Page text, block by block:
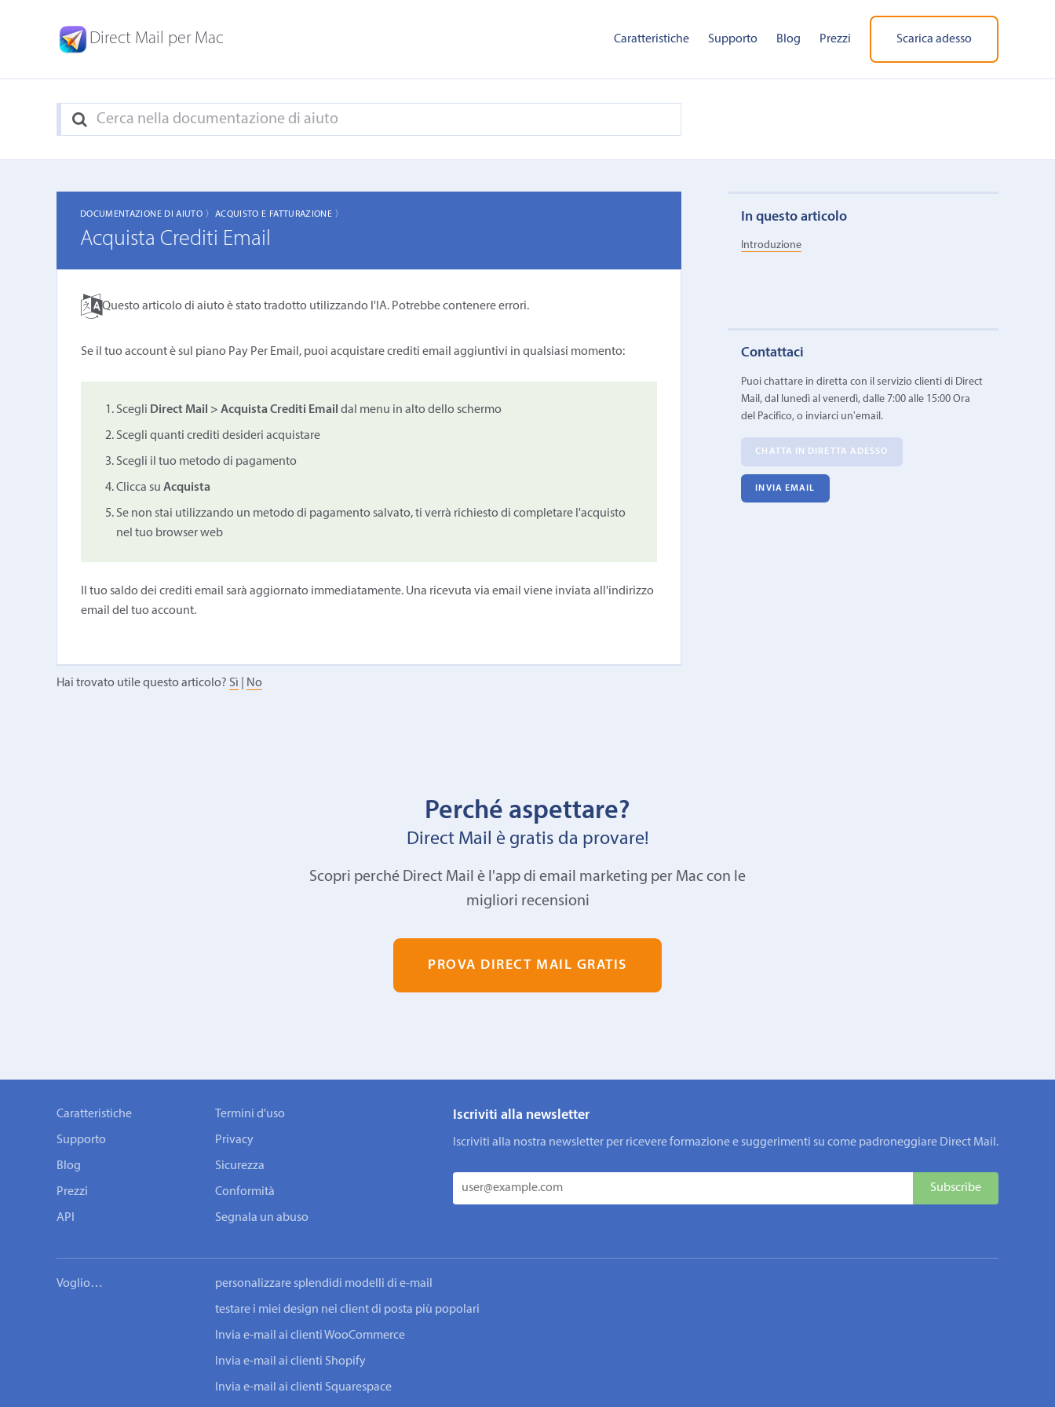
Direct Mail per Mac Caratteristiche Supporto Blog Prezzi Scarica adesso
DOCUMENTAZIONE DI AIUTO 〉 ACQUISTO E FATTURAZIONE 〉
Acquista Crediti Email
Questo articolo di aiuto è stato tradotto utilizzando l'IA. Potrebbe contenere errori.
Se il tuo account è sul piano Pay Per Email, puoi acquistare crediti email aggiuntivi in qualsiasi momento:
Scegli Direct Mail > Acquista Crediti Email dal menu in alto dello schermo
Scegli quanti crediti desideri acquistare
Scegli il tuo metodo di pagamento
Clicca su Acquista
Se non stai utilizzando un metodo di pagamento salvato, ti verrà richiesto di completare l'acquisto
nel tuo browser web
Il tuo saldo dei crediti email sarà aggiornato immediatamente. Una ricevuta via email viene inviata all'indirizzo
email del tuo account.
Hai trovato utile questo articolo? Sì No
In questo articolo
Introduzione
Contattaci
Puoi chattare in diretta con il servizio clienti di Direct
Mail, dal lunedì al venerdì, dalle 7:00 alle 15:00 Ora
del Pacifico, o inviarci un'email.
CHATTA IN DIRETTA ADESSO
INVIA EMAIL
Perché aspettare?
Direct Mail è gratis da provare!
Scopri perché Direct Mail è l'app di email marketing per Mac con le
migliori recensioni
PROVA DIRECT MAIL GRATIS
Caratteristiche
Supporto
Blog
Prezzi
API
Termini d'uso
Privacy
Sicurezza
Conformità
Segnala un abuso
Iscriviti alla newsletter
Iscriviti alla nostra newsletter per ricevere formazione e suggerimenti su come padroneggiare Direct Mail.
Voglio… personalizzare splendidi modelli di e-mail
testare i miei design nei client di posta più popolari
Invia e-mail ai clienti WooCommerce
Invia e-mail ai clienti Shopify
Invia e-mail ai clienti Squarespace